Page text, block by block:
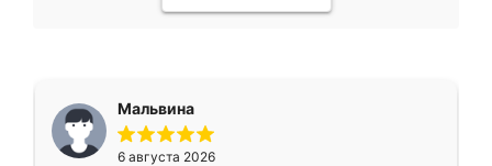
Мальвина
6 августа 2026